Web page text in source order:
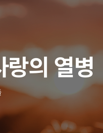
랑의 열병